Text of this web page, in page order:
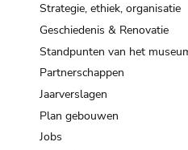
Strategie, ethiek, organisatie
Geschiedenis & Renovatie
Standpunten van het
Partnerschappen
Jaarverslagen
Plan gebouwen
Jobs